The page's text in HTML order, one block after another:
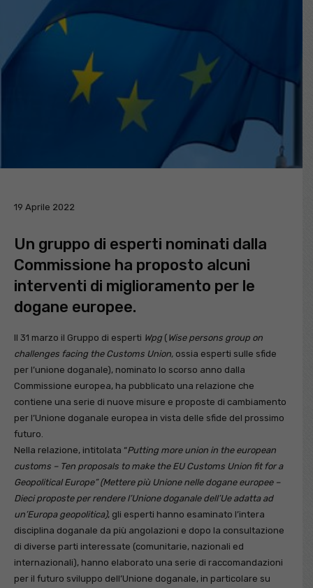
19 Aprile 2022
Un gruppo di esperti nominati dalla
Commissione ha proposto alcuni
interventi di miglioramento per le
dogane europee.
Il 31 marzo il Gruppo di esperti Wpg ( Wise persons group on
challenges facing the Customs Union, ossia esperti sulle sfide
per l’unione doganale), nominato lo scorso anno dalla
Commissione europea, ha pubblicato una relazione che
contiene una serie di nuove misure e proposte di cambiamento
per l’Unione doganale europea in vista delle sfide del prossimo
futuro.
Nella relazione, intitolata “Putting more union in the european
customs – Ten proposals to make the EU Customs Union fit for a
Geopolitical Europe” (Mettere più Unione nelle dogane europee –
Dieci proposte per rendere l’Unione doganale dell’Ue adatta ad
un’Europa geopolitica), gli esperti hanno esaminato l’intera
disciplina doganale da più angolazioni e dopo la consultazione
di diverse parti interessate (comunitarie, nazionali ed
internazionali), hanno elaborato una serie di raccomandazioni
per il futuro sviluppo dell’Unione doganale, in particolare su